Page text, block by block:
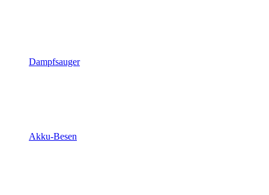
Dampfsauger
Akku-Besen